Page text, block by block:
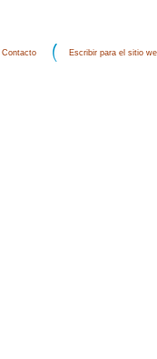
Contacto Escribir para el sitio